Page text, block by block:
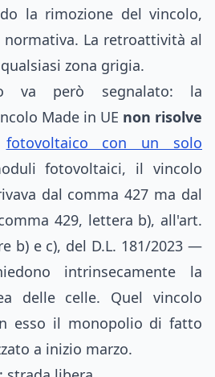
la rimozione del vincolo,
La retroattività al
zona grigia.
va però segnalato: la
Made in UE non risolve
fotovoltaico con un solo
fotovoltaici, il vincolo
dal comma 427 ma dal
429, lettera b), all'art.
b) e c), del D.L. 181/2023 —
intrinsecamente la
delle celle. Quel vincolo
esso il monopolio di fatto
a inizio marzo.